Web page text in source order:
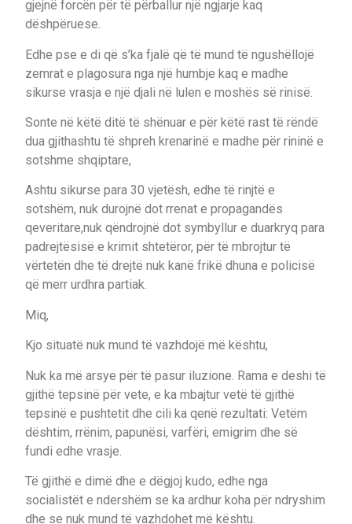
gjejnë forcën për të përballur një ngjarje kaq
dëshpëruese.
Edhe pse e di që s’ka fjalë që të mund të ngushëllojë
zemrat e plagosura nga një humbje kaq e madhe
sikurse vrasja e një djali në lulen e moshës së rinisë.
Sonte në këtë ditë të shënuar e për këtë rast të rëndë
dua gjithashtu të shpreh krenarinë e madhe për rininë e
sotshme shqiptare,
Ashtu sikurse para 30 vjetësh, edhe të rinjtë e
sotshëm, nuk durojnë dot rrenat e propagandës
qeveritare,nuk qëndrojnë dot symbyllur e duarkryq para
padrejtësisë e krimit shtetëror, për të mbrojtur të
vërtetën dhe të drejtë nuk kanë frikë dhuna e policisë
që merr urdhra partiak.
Miq,
Kjo situatë nuk mund të vazhdojë më kështu,
Nuk ka më arsye për të pasur iluzione. Rama e deshi të
gjithë tepsinë për vete, e ka mbajtur vetë të gjithë
tepsinë e pushtetit dhe cili ka qenë rezultati: Vetëm
dështim, rrënim, papunësi, varfëri, emigrim dhe së
fundi edhe vrasje.
Të gjithë e dimë dhe e dëgjoj kudo, edhe nga
socialistët e ndershëm se ka ardhur koha për ndryshim
dhe se nuk mund të vazhdohet më kështu.